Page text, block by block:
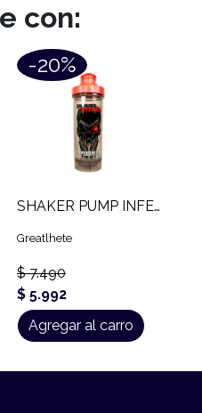
con:
-20%
SHAKER PUMP INFERNAL (700 ML)
Greatlhete
$ 7.490
$ 5.992
Agregar al carro